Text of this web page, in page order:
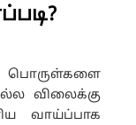
பொருள்களை
விலைக்கு
வாய்ப்பாக